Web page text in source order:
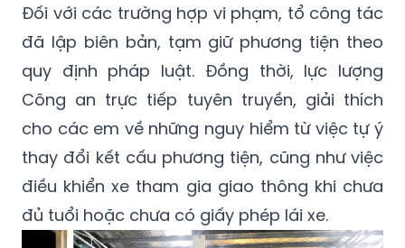
Đối với các trường hợp vi phạm, tổ công tác
đã lập biên bản, tạm giữ phương tiện theo
quy định pháp luật. Đồng thời, lực lượng
Công an trực tiếp tuyên truyền, giải thích
cho các em về những nguy hiểm từ việc tự ý
thay đổi kết cấu phương tiện, cũng như việc
điều khiển xe tham gia giao thông khi chưa
đủ tuổi hoặc chưa có giấy phép lái xe.